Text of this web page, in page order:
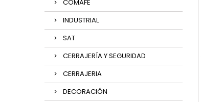
COMAFE
INDUSTRIAL
SAT
CERRAJERÍA Y SEGURIDAD
CERRAJERIA
DECORACIÓN